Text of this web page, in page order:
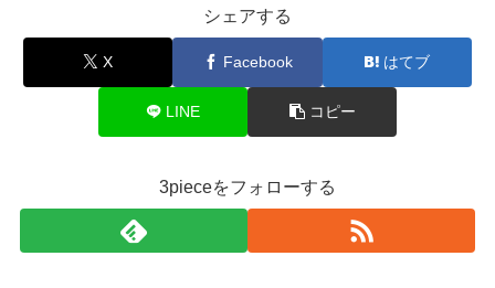
シェアする
X Facebook はてブ
LINE コピー
3pieceをフォローする